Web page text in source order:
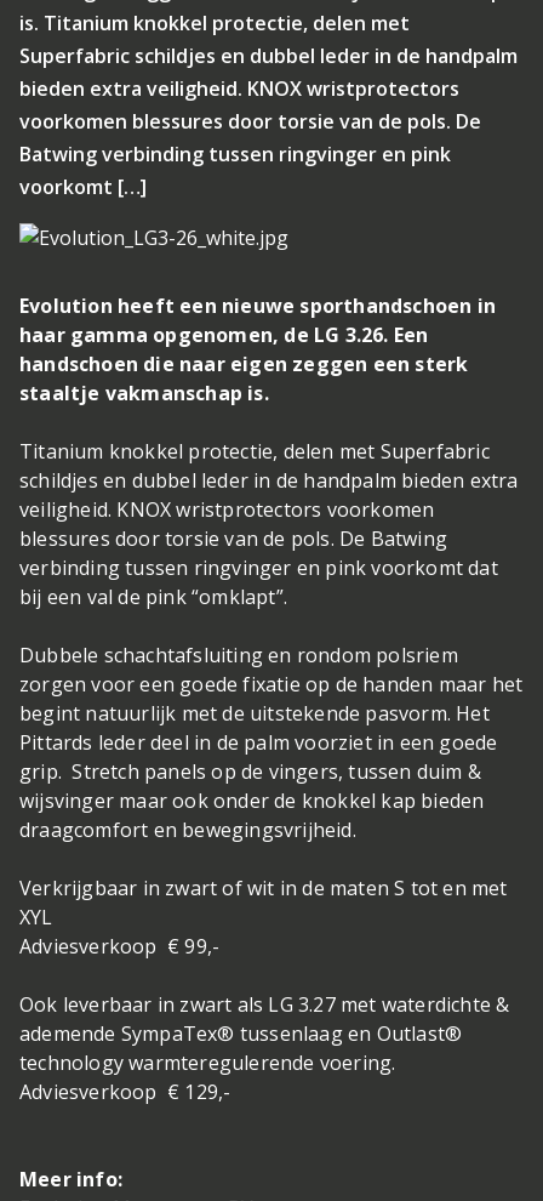
is. Titanium knokkel protectie, delen met
Superfabric schildjes en dubbel leder in de handpalm
bieden extra veiligheid. KNOX wristprotectors
voorkomen blessures door torsie van de pols. De
Batwing verbinding tussen ringvinger en pink
voorkomt […]
Evolution heeft een nieuwe sporthandschoen in
haar gamma opgenomen, de LG 3.26. Een
handschoen die naar eigen zeggen een sterk
staaltje vakmanschap is.
Titanium knokkel protectie, delen met Superfabric
schildjes en dubbel leder in de handpalm bieden extra
veiligheid. KNOX wristprotectors voorkomen
blessures door torsie van de pols. De Batwing
verbinding tussen ringvinger en pink voorkomt dat
bij een val de pink “omklapt”.
Dubbele schachtafsluiting en rondom polsriem
zorgen voor een goede fixatie op de handen maar het
begint natuurlijk met de uitstekende pasvorm. Het
Pittards leder deel in de palm voorziet in een goede
grip. Stretch panels op de vingers, tussen duim &
wijsvinger maar ook onder de knokkel kap bieden
draagcomfort en bewegingsvrijheid.
Verkrijgbaar in zwart of wit in de maten S tot en met
XYL
Adviesverkoop € 99,-
Ook leverbaar in zwart als LG 3.27 met waterdichte &
ademende SympaTex® tussenlaag en Outlast®
technology warmteregulerende voering.
Adviesverkoop € 129,-
Meer info: